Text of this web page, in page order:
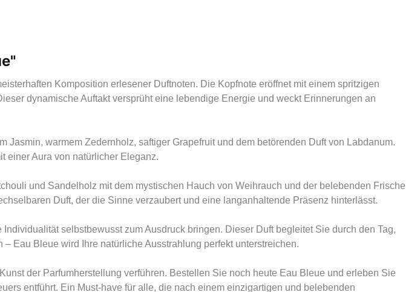
Komposition erlesener Duftnoten. Die Kopfnote eröffnet mit einem spritzigen
dynamische Auftakt versprüht eine lebendige Energie und weckt Erinnerungen an
warmem Zedernholz, saftiger Grapefruit und dem betörenden Duft von Labdanum.
einer Aura von natürlicher Eleganz.
und Sandelholz mit dem mystischen Hauch von Weihrauch und der belebenden Frische
Duft, der die Sinne verzaubert und eine langanhaltende Präsenz hinterlässt.
selbstbewusst zum Ausdruck bringen. Dieser Duft begleitet Sie durch den Tag,
Eau Bleue wird Ihre natürliche Ausstrahlung perfekt unterstreichen.
der Parfumherstellung verführen. Bestellen Sie noch heute Eau Bleue und erleben Sie
entführt. Ein Must-have für alle, die nach einem einzigartigen und belebenden